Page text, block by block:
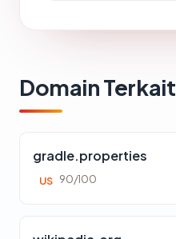
Domain Terkait
gradle.properties
US 90/100